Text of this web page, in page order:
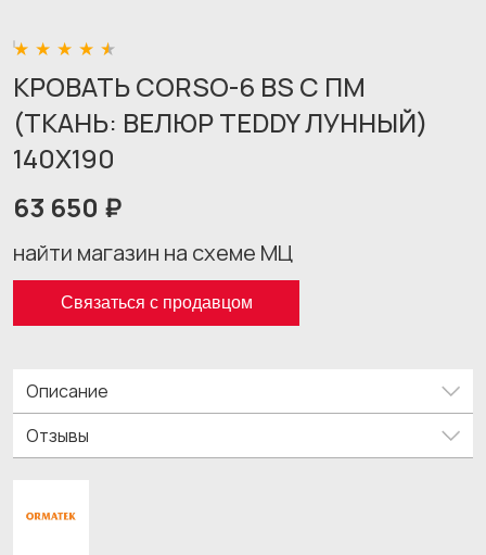
КРОВАТЬ CORSO-6 BS С ПМ
(ТКАНЬ: ВЕЛЮР TEDDY ЛУННЫЙ)
140X190
63 650 ₽
найти магазин на схеме МЦ
Связаться с продавцом
Описание
Отзывы